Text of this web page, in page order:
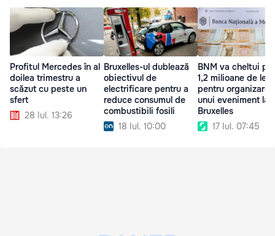
Profitul Mercedes în al
doilea trimestru a
scăzut cu peste un
sfert
28 Iul. 13:26
Bruxelles-ul dublează
obiectivul de
electrificare pentru a
reduce consumul de
combustibili fosili
18 Iul. 10:00
BNM va cheltui
1,2 milioane de lei
pentru organizarea
unui eveniment la
Bruxelles
17 Iul. 07:45